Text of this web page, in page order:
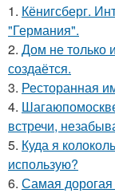
1. Кёнигсберг.
"Германия".
2. Дом не только
создаётся.
3. Ресторанная
4.
встречи,
5. Куда я
использую?
6. Самая дорогая